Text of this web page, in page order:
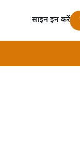
साइन इन करें